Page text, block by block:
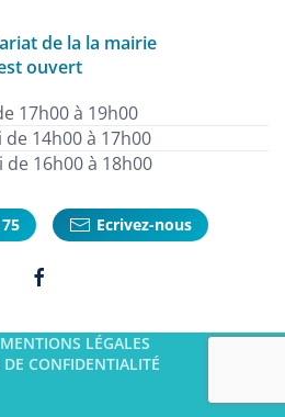
de la la mairie
ouvert
17h00 à 19h00
14h00 à 17h00
16h00 à 18h00
Ecrivez-nous
MENTIONS LÉGALES
CONFIDENTIALITÉ